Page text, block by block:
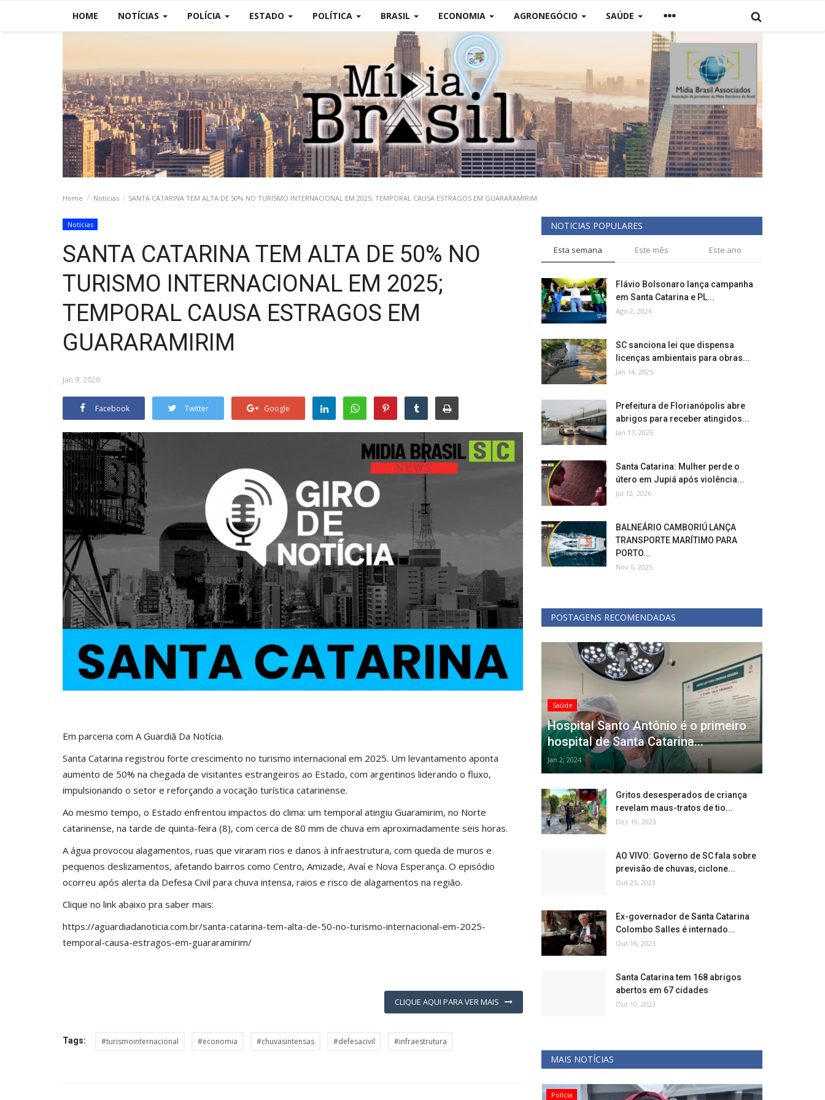
HOME NOTÍCIAS POLÍCIA ESTADO POLÍTICA BRASIL ECONOMIA AGRONEGÓCIO SAÚDE
Home Notícias SANTA CATARINA TEM ALTA DE 50% NO TURISMO INTERNACIONAL EM 2025; TEMPORAL CAUSA ESTRAGOS EM GUARARAMIRIM
Notícias
SANTA CATARINA TEM ALTA DE 50% NO
TURISMO INTERNACIONAL EM 2025;
TEMPORAL CAUSA ESTRAGOS EM
GUARARAMIRIM
Jan 9, 2026
Facebook Twitter Google
Em parceria com A Guardiã Da Notícia.
Santa Catarina registrou forte crescimento no turismo internacional em 2025. Um levantamento aponta
aumento de 50% na chegada de visitantes estrangeiros ao Estado, com argentinos liderando o fluxo,
impulsionando o setor e reforçando a vocação turística catarinense.
Ao mesmo tempo, o Estado enfrentou impactos do clima: um temporal atingiu Guaramirim, no Norte
catarinense, na tarde de quinta-feira (8), com cerca de 80 mm de chuva em aproximadamente seis horas.
A água provocou alagamentos, ruas que viraram rios e danos à infraestrutura, com queda de muros e
pequenos deslizamentos, afetando bairros como Centro, Amizade, Avaí e Nova Esperança. O episódio
ocorreu após alerta da Defesa Civil para chuva intensa, raios e risco de alagamentos na região.
Clique no link abaixo pra saber mais:
https://aguardiadanoticia.com.br/santa-catarina-tem-alta-de-50-no-turismo-internacional-em-2025-
temporal-causa-estragos-em-guararamirim/
CLIQUE AQUI PARA VER MAIS
Tags: #turismointernacional #economia #chuvasintensas #defesacivil #infraestrutura
NOTICIAS POPULARES
Esta semana Este mês Este ano
Flávio Bolsonaro lança campanha
em Santa Catarina e PL...
Ago 2, 2026
SC sanciona lei que dispensa
licenças ambientais para obras...
Jan 14, 2025
Prefeitura de Florianópolis abre
abrigos para receber atingidos...
Jan 17, 2025
Santa Catarina: Mulher perde o
útero em Jupiá após violência...
Jul 12, 2026
BALNEÁRIO CAMBORIÚ LANÇA
TRANSPORTE MARÍTIMO PARA
PORTO...
Nov 5, 2025
POSTAGENS RECOMENDADAS
Saúde
Hospital Santo Antônio é o primeiro
hospital de Santa Catarina...
Jan 2, 2024
Gritos desesperados de criança
revelam maus-tratos de tio...
Dez 19, 2023
AO VIVO: Governo de SC fala sobre
previsão de chuvas, ciclone...
Out 23, 2023
Ex-governador de Santa Catarina
Colombo Salles é internado...
Out 16, 2023
Santa Catarina tem 168 abrigos
abertos em 67 cidades
Out 10, 2023
MAIS NOTÍCIAS
Política